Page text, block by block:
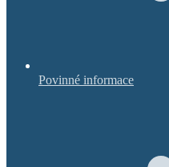
Povinné informace